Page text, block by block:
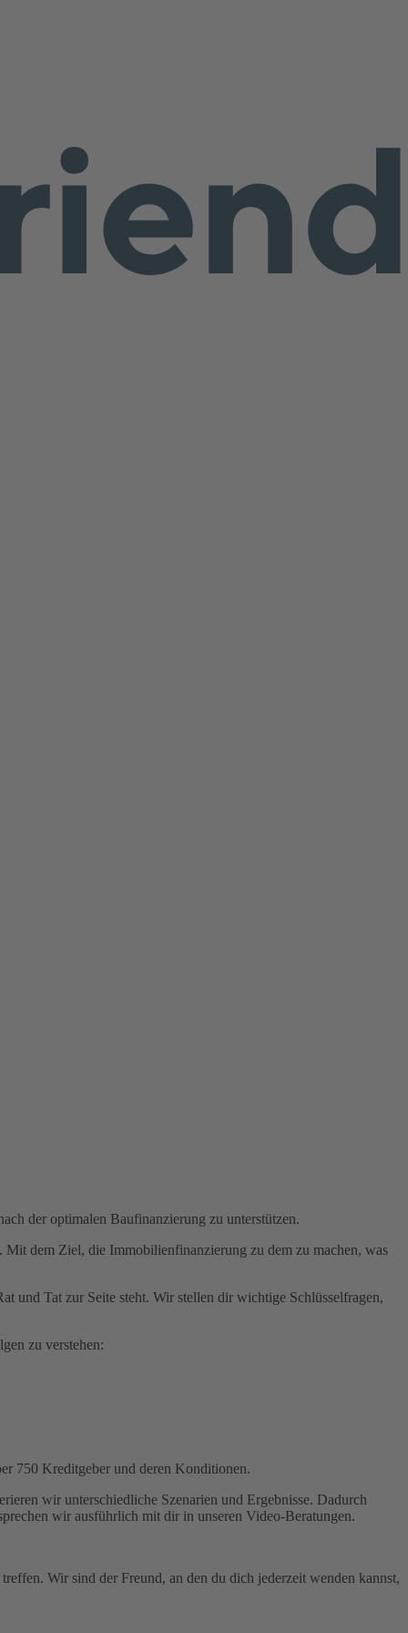
der optimalen Baufinanzierung zu unterstützen.
Mit dem Ziel, die Immobilienfinanzierung zu dem zu machen, was
und Tat zur Seite steht. Wir stellen dir wichtige Schlüsselfragen,
zu verstehen:
750 Kreditgeber und deren Konditionen.
wir unterschiedliche Szenarien und Ergebnisse. Dadurch
wir ausführlich mit dir in unseren Video-Beratungen.
Wir sind der Freund, an den du dich jederzeit wenden kannst,